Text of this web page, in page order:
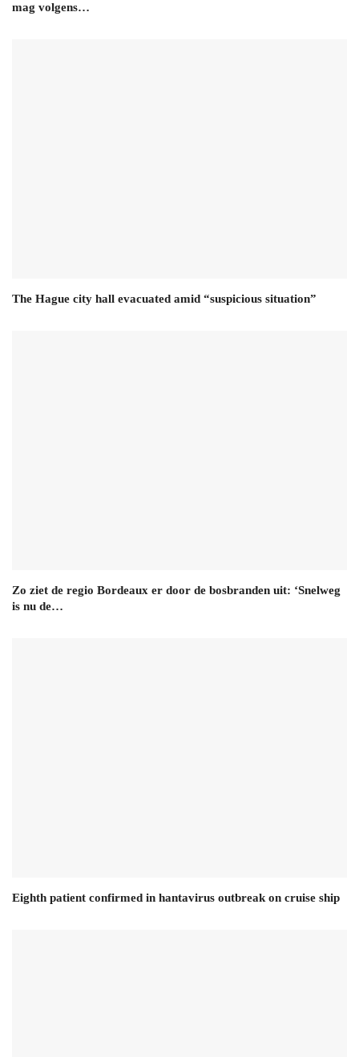
mag volgens…
The Hague city hall evacuated amid “suspicious situation”
Zo ziet de regio Bordeaux er door de bosbranden uit: ‘Snelweg
is nu de…
Eighth patient confirmed in hantavirus outbreak on cruise ship